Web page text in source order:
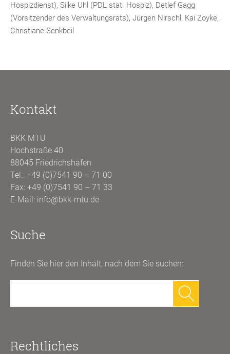
Hospizdienst), Silke Uhl (PDL stat. Hospiz), Detlef Gagg
(Vorsitzender des Verwaltungsrats), Jürgen Nirschl, Kai Zoyke,
Christiane Senkbeil
Kontakt
BKK MTU
Hochstraße 40
88045 Friedrichshafen
Tel.: +49 (0)7541 90 – 71 00
Fax: +49 (0)7541 90 – 71 33
E-Mail: info@bkk-mtu.de
Suche
Finden Sie hier den Inhalt, nach dem Sie suchen:
Suchen
Rechtliches